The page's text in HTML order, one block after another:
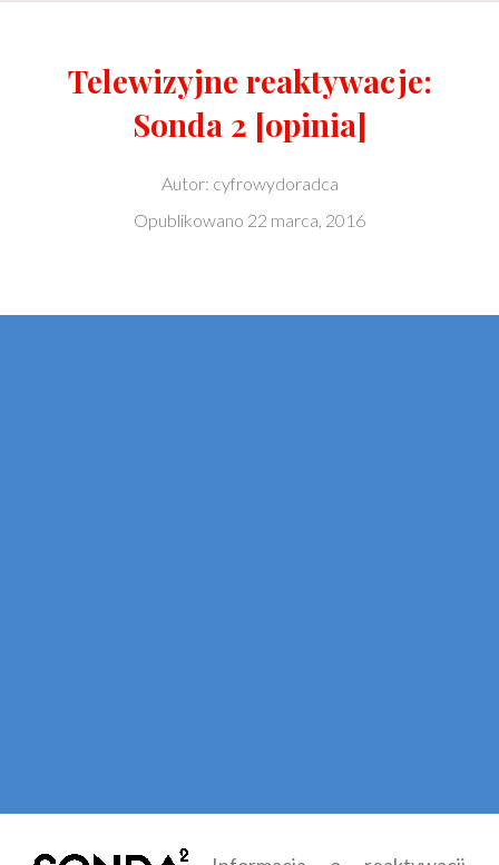
Telewizyjne reaktywacje:
Sonda 2 [opinia]
Autor: cyfrowydoradca
Opublikowano 22 marca, 2016